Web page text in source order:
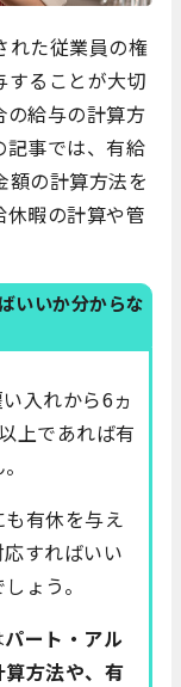
れた従業員の権
することが大切
の給与の計算方
記事では、有給
額の計算方法を
休暇の計算や管
いいか分からな
入れから6ヵ
上であれば有
有休を与え
すればいい
ょう。
パート・アル
方法や、有